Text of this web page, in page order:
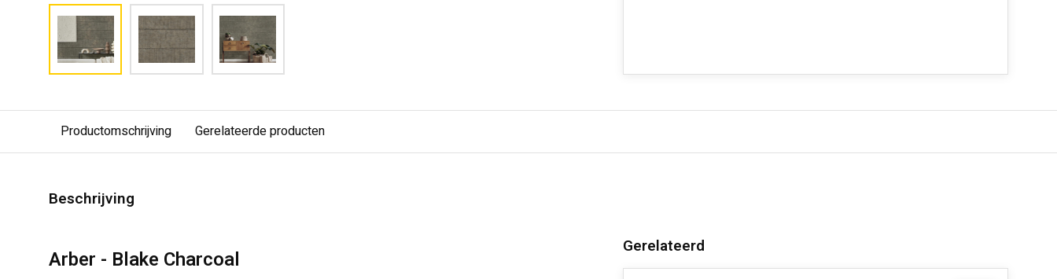
Productomschrijving Gerelateerde producten
Beschrijving
Arber - Blake Charcoal Gerelateerd